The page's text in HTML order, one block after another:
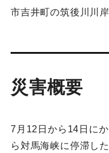
市吉井町の筑後川川
災害概要
7月12日から14日に
ら対馬海峡に停滞し